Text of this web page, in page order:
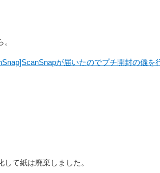
が届いたのでプチ開封の儀を
て紙は廃棄しました。